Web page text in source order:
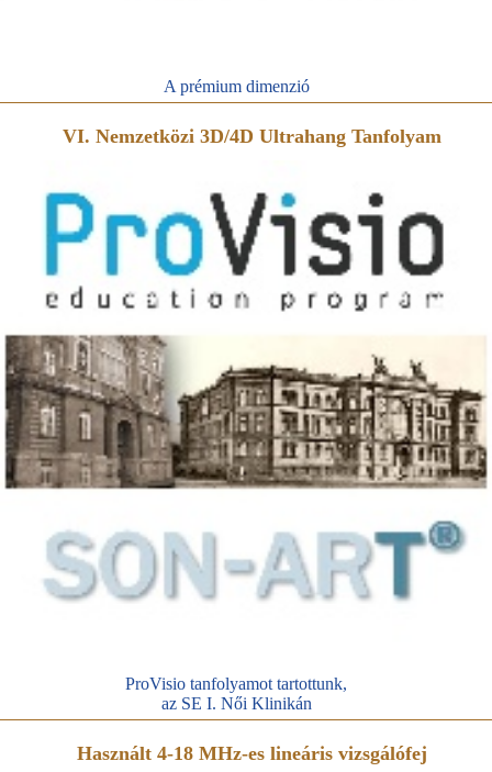
A prémium dimenzió
VI. Nemzetközi 3D/4D Ultrahang Tanfolyam
ProVisio tanfolyamot tartottunk,
az SE I. Női Klinikán
Használt 4-18 MHz-es lineáris vizsgálófej